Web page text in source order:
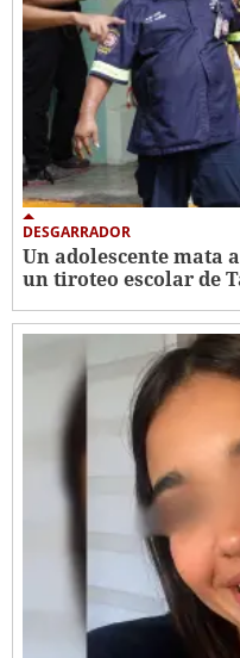
DESGARRADOR
Un adolescente mata
un tiroteo escolar de